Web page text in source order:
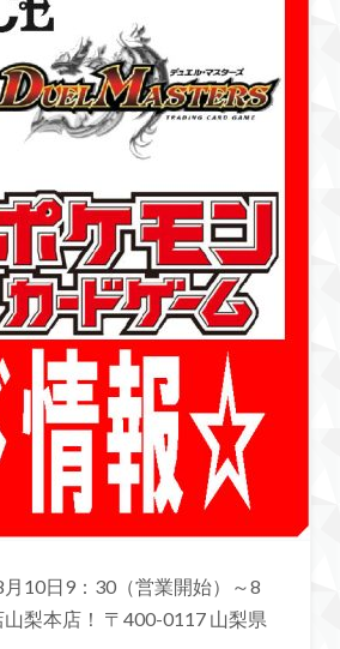
10日9：30（営業開始）～8
梨本店！ 〒400-0117 山梨県